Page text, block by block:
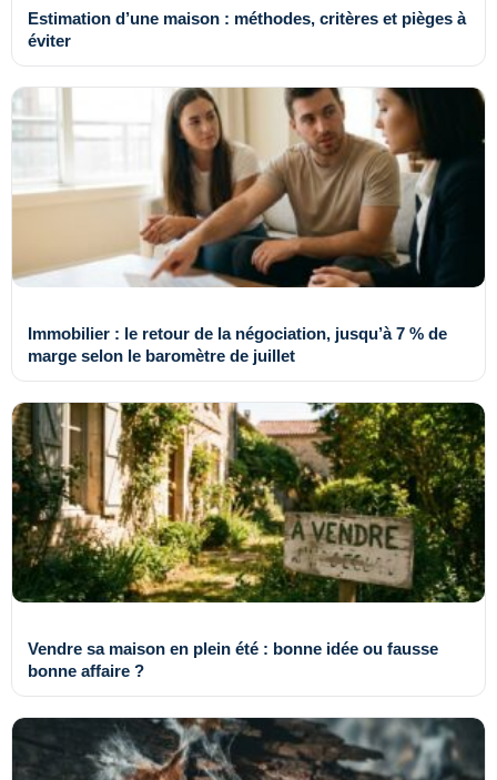
Estimation d’une maison : méthodes, critères et pièges à
éviter
Immobilier : le retour de la négociation, jusqu’à 7 % de
marge selon le baromètre de juillet
Vendre sa maison en plein été : bonne idée ou fausse
bonne affaire ?